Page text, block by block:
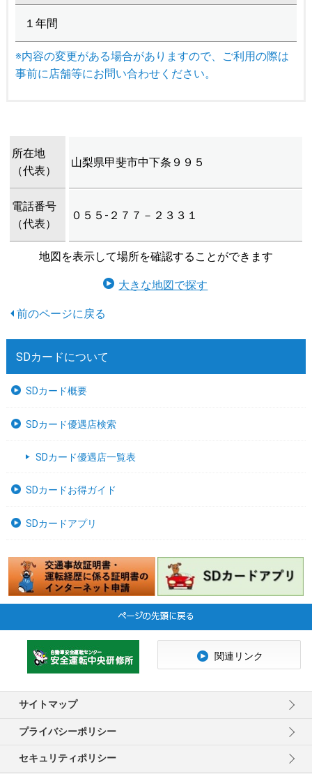
１年間
※内容の変更がある場合がありますので、ご利用の際は
事前に店舗等にお問い合わせください。
所在地
（代表）
山梨県甲斐市中下条９９５
電話番号
（代表）
０５５-２７７－２３３１
地図を表示して場所を確認することができます
大きな地図で探す
SDカードについて
SDカード概要
SDカード優遇店検索
SDカード優遇店一覧表
SDカードお得ガイド
SDカードアプリ
サイトマップ
プライバシーポリシー
セキュリティポリシー
関連リンク